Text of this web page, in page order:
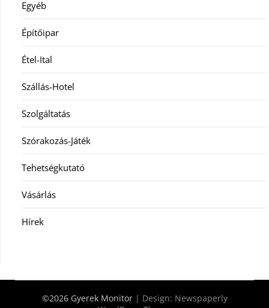
Egyéb
Építőipar
Étel-Ital
Szállás-Hotel
Szolgáltatás
Szórakozás-Játék
Tehetségkutató
Vásárlás
Hírek
©2026 Gyerek Monitor | Design: Newspaperly